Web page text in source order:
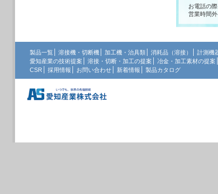
お電話の
営業時間
製品一覧 溶接機・切断機 加工機・治具類 消耗品（溶接）
計測機
愛知産業の技術提案
溶接・切断・加工の提案
冶金・加工素材の提案
CSR
採用情報 お問い合わせ 新着情報 製品カタログ